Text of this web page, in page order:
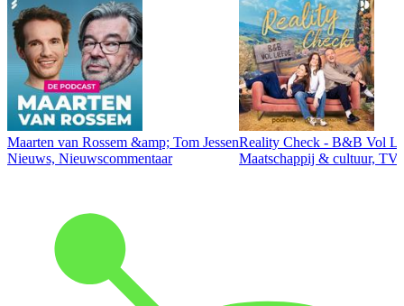
Maarten van Rossem &amp; Tom Jessen
Nieuws, Nieuwscommentaar
Reality Check - B&B Vol
Maatschappij & cultuur,